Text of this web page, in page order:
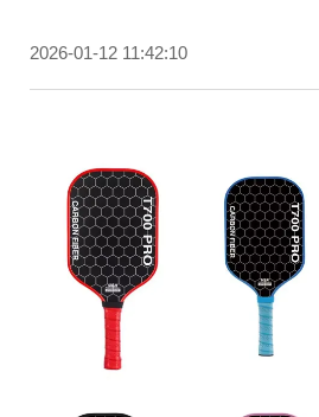
2026-01-12 11:42:10